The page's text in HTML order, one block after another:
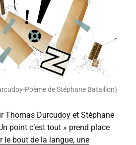
Poème de Stéphane Bataillon)
Thomas Durcudoyet Stéphane
point c’est tout » prend place
le bout de la langue, une